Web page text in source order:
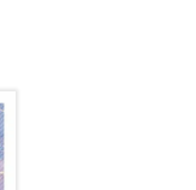
確認
性の確認）
表現）